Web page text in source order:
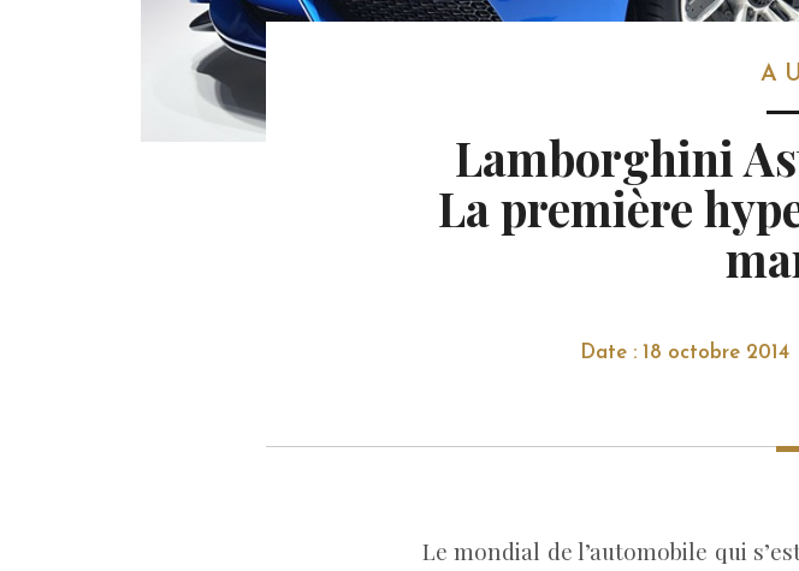
Lamborghini
La première
Date : 18 octobre 2014
Le mondial de l’automobile qui